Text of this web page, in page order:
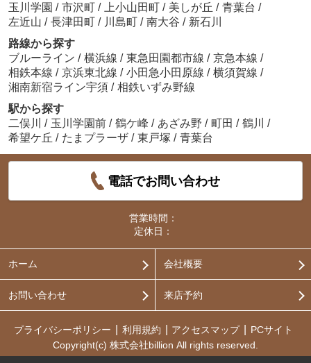
玉川学園 / 市沢町 / 上小山田町 / 美しが丘 / 青葉台 /
左近山 / 長津田町 / 川島町 / 南大谷 / 新石川
路線から探す
ブルーライン / 横浜線 / 東急田園都市線 / 京急本線 /
相鉄本線 / 京浜東北線 / 小田急小田原線 / 横須賀線 /
湘南新宿ライン宇須 / 相鉄いずみ野線
駅から探す
二俣川
/ 玉川学園前 / 鶴ケ峰 / あざみ野 / 町田 / 鶴川
/
希望ケ丘 / たまプラーザ / 東戸塚 / 青葉台
電話でお問い合わせ
営業時間：
定休日：
ホーム 会社概要
お問い合わせ 来店予約
プライバシーポリシー 利用規約 アクセスマップ
PCサイト
Copyright(c) 株式会社billion All rights reserved.